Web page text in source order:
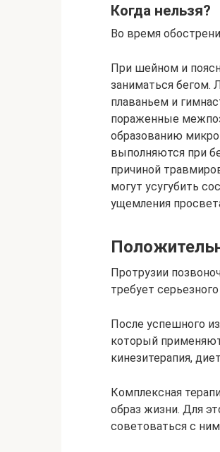
Когда нельзя?
Во время
При шейном и
заниматься бегом.
плаваньем и
пораженные
образованию
выполняются при
причиной
могут усугубить
ущемления
Протрузии
требует
После успешного
который
кинезитерапия,
Комплексная
образ жизни. Для
советоваться с